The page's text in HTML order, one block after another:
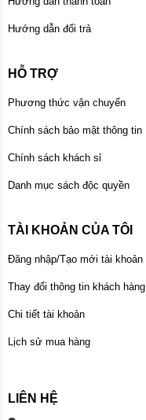
Hướng dẫn đổi trả
HỖ TRỢ
Phương thức vận chuyển
Chính sách bảo mật thông tin
Chính sách khách sỉ
Danh mục sách độc quyền
TÀI KHOẢN CỦA TÔI
Đăng nhập/Tạo mới tài khoản
Thay đổi thông tin khách hàng
Chi tiết tài khoản
Lịch sử mua hàng
LIÊN HỆ